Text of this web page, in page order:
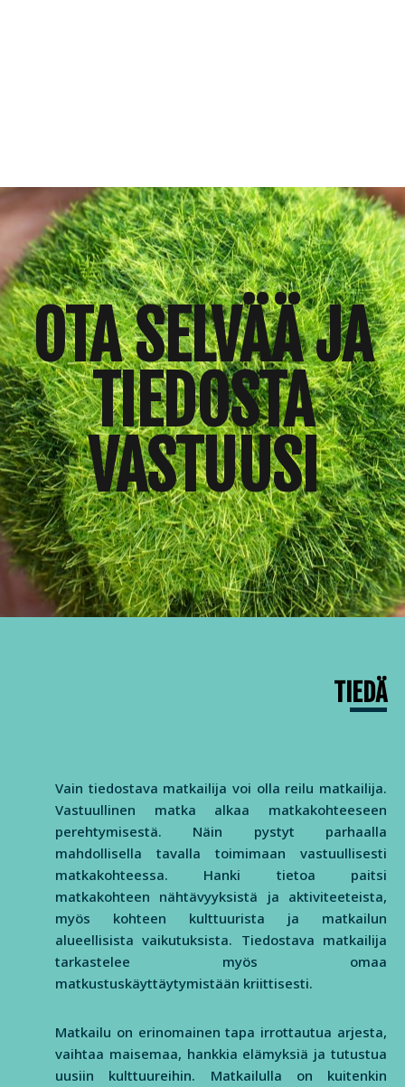
OTA SELVÄÄ JA
TIEDOSTA
VASTUUSI
TIEDÄ
Vain tiedostava matkailija voi olla reilu matkailija.
Vastuullinen matka alkaa matkakohteeseen
perehtymisestä. Näin pystyt parhaalla
mahdollisella tavalla toimimaan vastuullisesti
matkakohteessa. Hanki tietoa paitsi
matkakohteen nähtävyyksistä ja aktiviteeteista,
myös kohteen kulttuurista ja matkailun
alueellisista vaikutuksista. Tiedostava matkailija
tarkastelee myös omaa
matkustuskäyttäytymistään kriittisesti.
Matkailu on erinomainen tapa irrottautua arjesta,
vaihtaa maisemaa, hankkia elämyksiä ja tutustua
uusiin kulttuureihin. Matkailulla on kuitenkin